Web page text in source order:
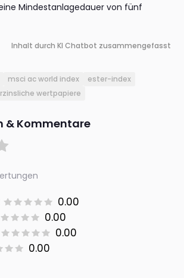
Mindestanlagedauer von fünf
Inhalt durch KI Chatbot zusammengefasst
msci ac world index
ester-index
wertpapiere
& Kommentare
0.00
0.00
0.00
0.00